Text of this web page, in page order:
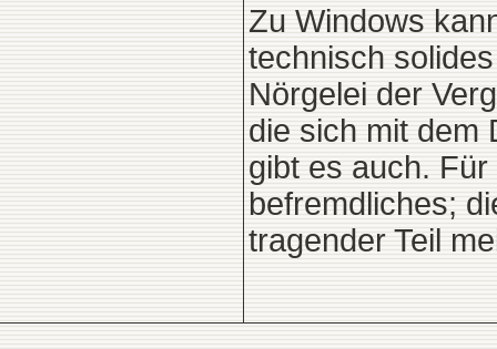
Zu Windows
technisch
Nörgelei der
die sich mit dem
gibt es auch.
befremdliches;
tragender Teil